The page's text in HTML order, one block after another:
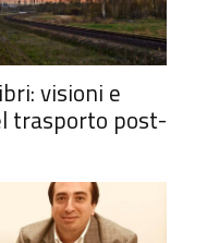
visioni e
trasporto post-